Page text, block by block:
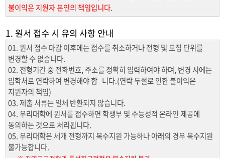
불이익은 지원자 본인의 책임입니다.
1. 원서 접수 시 유의 사항 안내
01. 원서 접수 마감 이후에는 접수를 취소하거나 전형 및 모집 단위를
변경할 수 없습니다.
02. 전형기간 중 전화번호, 주소를 정확히 입력하여야 하며, 변경 시에는
입학처로 연락하여 변경해야 합 니다.(연락 두절로 인한 불이익은
지원자의 책임)
03. 제출 서류는 일체 반환되지 않습니다.
04. 우리대학에 원서를 접수하면 학생부 및 수능성적 온라인 제공에
동의하는 것으로 처리됩니다.
05. 우리대학은 세개 전형까지 복수지원 가능하나 아래의 경우 복수지원
불가능합니다.